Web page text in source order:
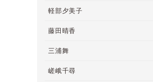
軽部夕美子
藤田晴香
三浦舞
嵯峨千尋